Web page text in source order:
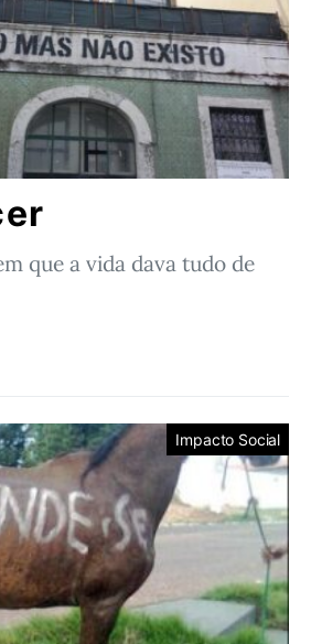
que a vida dava tudo de
Impacto Social